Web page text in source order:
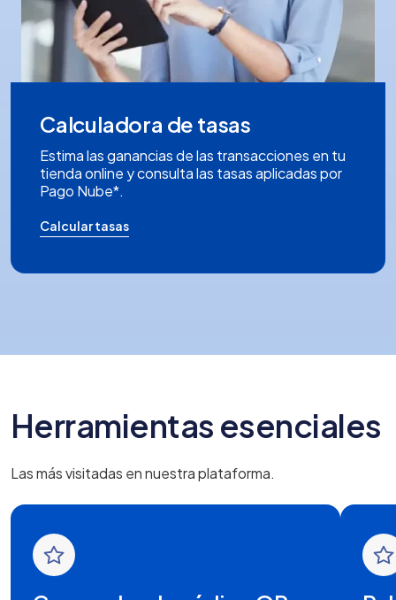
Calculadora de tasas
Estima las ganancias de las transacciones en tu
tienda online y consulta las tasas aplicadas por
Pago Nube*.
Calcular tasas
Herramientas esenciales
Las más visitadas en nuestra plataforma.